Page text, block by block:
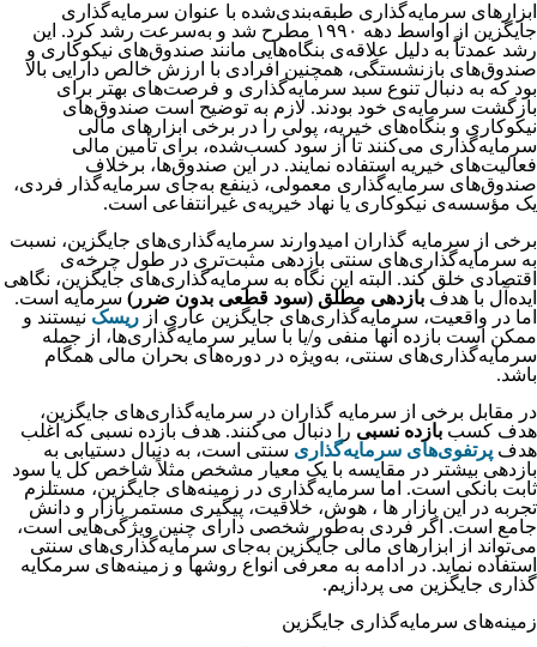
ابزارهای سرمایه‌گذاری طبقه‌بندی‌شده با عنوان سرمایه‌گذاری
جایگزین از اواسط دهه ۱۹۹۰ مطرح شد و به‌سرعت رشد کرد. این
رشد عمدتاً به دلیل علاقه‌ی بنگاه‌هایی مانند صندوق‌های نیکوکاری و
صندوق‌های بازنشستگی، همچنین افرادی با ارزش خالص دارایی بالا
بود‌ که به دنبال تنوع سبد سرمایه‌گذاری و فرصت‌های بهتر برای
بازگشت سرمایه‌ی خود بودند. لازم به توضیح است صندوق‌های
نیکوکاری و بنگاه‌های خیریه، پولی را در برخی ابزارهای مالی
سرمایه‌گذاری می‌کنند تا از سود کسب‌شده، برای تأمین مالی
فعالیت‌های خیریه استفاده نمایند. در این صندوق‌ها، برخلاف
صندوق‌های سرمایه‌گذاری معمولی، ذینفع به‌جای سرمایه‌گذار فردی،
یک مؤسسه‌ی نیکوکاری یا نهاد خیریه‌ی غیرانتفاعی است.
برخی از سرمایه گذاران امیدوارند سرمایه‌گذاری‌های جایگزین، نسبت
به سرمایه‌گذاری‌های سنتی بازدهی مثبت‌تری در طول چرخه‌ی
اقتصادی خلق کند. البته این نگاه به سرمایه‌گذاری‌های جایگزین، نگاهی
ایده‌آل با هدف بازدهی مطلق (سود قطعی بدون ضرر) سرمایه است.
اما در واقعیت، سرمایه‌گذاری‌های جایگزین عاری از ریسک نیستند و
ممکن است بازده آنها منفی و/یا با سایر سرمایه‌گذاری‌ها، از جمله
سرمایه‌گذاری‌های سنتی، به‌ویژه در دوره‌های بحران مالی همگام
باشد.
در مقابل برخی از سرمایه گذاران در سرمایه‌گذاری‌های جایگزین،
هدف کسب بازده نسبی را دنبال می‌کنند. هدف بازده نسبی که اغلب
هدف پرتفوی‌های سرمایه‌گذاری سنتی است، به دنبال دستیابی به
بازدهی بیشتر در مقایسه با یک معیار مشخص مثلاً شاخص کل یا سود
ثابت بانکی است. اما سرمایه‌گذاری در زمینه‌های جایگزین، مستلزم
تجربه در این بازار ها ، هوش، خلاقیت، پیگیری مستمر بازار و دانش
جامع است. اگر فردی به‌طور شخصی دارای چنین ویژگی‌هایی است،
می‌تواند از ابزارهای مالی جایگزین به‌جای سرمایه‌گذاری‌های سنتی
استفاده نماید. در ادامه به معرفی انواع روشها و زمینه‌های سرمکایه
گذاری جایگزین می پردازیم.
زمینه‌های سرمایه‌گذاری‌ جایگزین